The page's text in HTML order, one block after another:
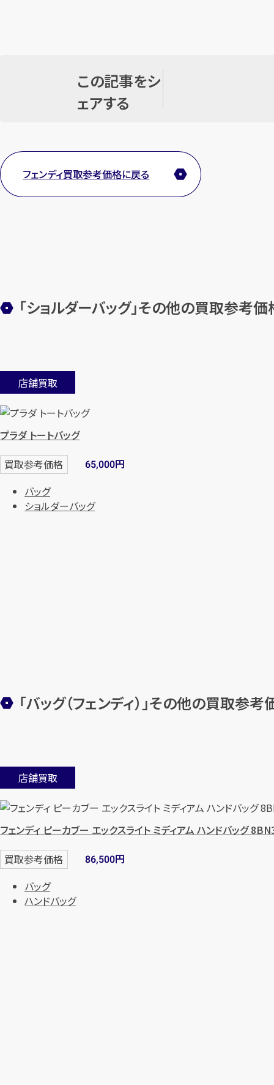
この記事をシ
ェアする
フェンディ買取参考価格に戻る
「ショルダーバッグ」その他の買取参考価
店舗買取
プラダ トートバッグ
買取参考価格 65,000円
バッグ
ショルダーバッグ
「バッグ（フェンディ）」その他の買取参考
店舗買取
フェンディ ピーカブー エックスライト ミディアム ハンドバッグ
買取参考価格 86,500円
バッグ
ハンドバッグ